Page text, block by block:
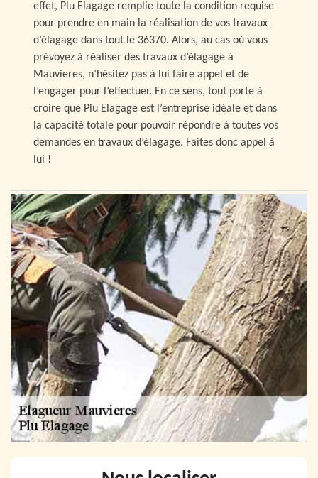
effet, Plu Elagage remplie toute la condition requise
pour prendre en main la réalisation de vos travaux
d’élagage dans tout le 36370. Alors, au cas où vous
prévoyez à réaliser des travaux d’élagage à
Mauvieres, n’hésitez pas à lui faire appel et de
l’engager pour l’effectuer. En ce sens, tout porte à
croire que Plu Elagage est l’entreprise idéale et dans
la capacité totale pour pouvoir répondre à toutes vos
demandes en travaux d’élagage. Faites donc appel à
lui !